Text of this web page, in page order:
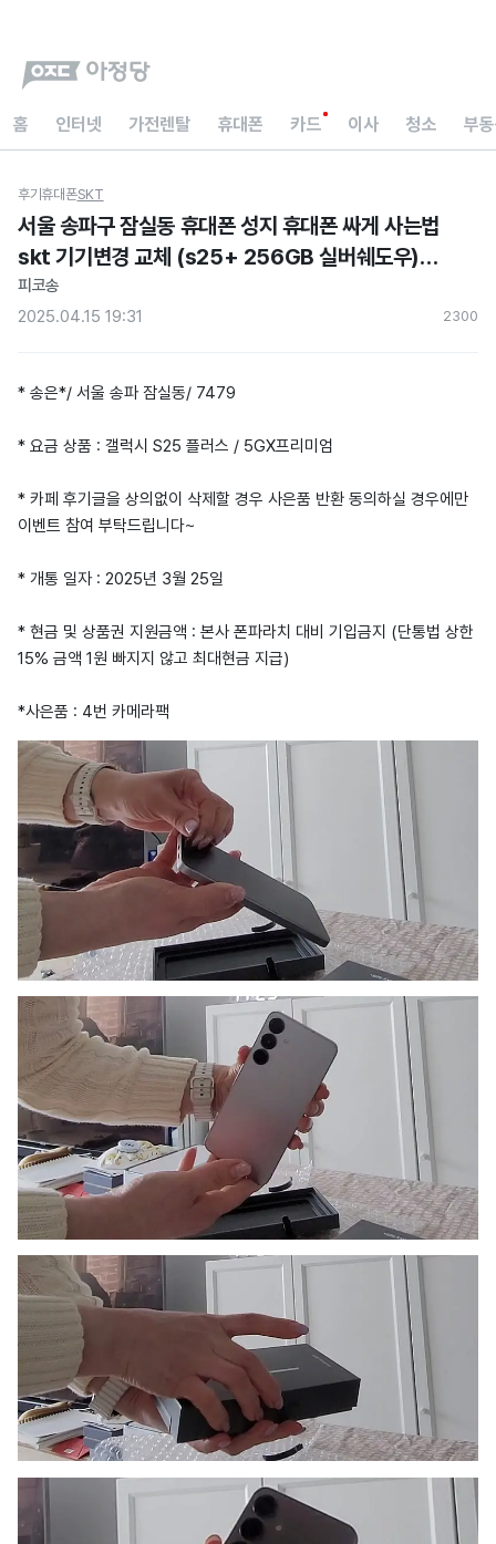
홈 인터넷 가전렌탈 휴대폰 카드 이사 청소 부
후기휴대폰SKT
서울 송파구 잠실동 휴대폰 성지 휴대폰 싸게 사는법
skt 기기변경 교체 (s25+ 256GB 실버쉐도우)
현금지원 아정당 내돈내산 후기
피코송
2025.04.15 19:31
2300
* 송은*/ 서울 송파 잠실동/ 7479
* 요금 상품 : 갤럭시 S25 플러스 / 5GX프리미엄
* 카페 후기글을 상의없이 삭제할 경우 사은품 반환 동의하실 경우에만
이벤트 참여 부탁드립니다~
* 개통 일자 : 2025년 3월 25일
* 현금 및 상품권 지원금액 : 본사 폰파라치 대비 기입금지 (단통법 상한
15% 금액 1원 빠지지 않고 최대현금 지급)
*사은품 : 4번 카메라팩